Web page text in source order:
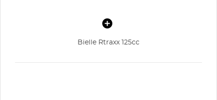
Bielle Rtraxx 125cc